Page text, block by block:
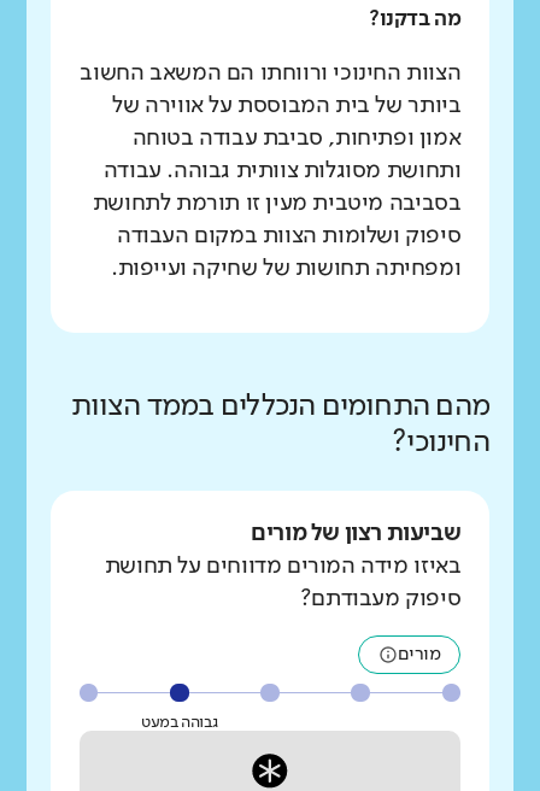
מה בדקנו?
הצוות החינוכי ורווחתו הם המשאב החשוב
ביותר של בית המבוססת על אווירה של
אמון ופתיחות, סביבת עבודה בטוחה
ותחושת מסוגלות צוותית גבוהה. עבודה
בסביבה מיטבית מעין זו תורמת לתחושת
סיפוק ושלומות הצוות במקום העבודה
ומפחיתה תחושות של שחיקה ועייפות.
מהם התחומים הנכללים בממד הצוות
החינוכי?
שביעות רצון של מורים
באיזו מידה המורים מדווחים על תחושת
סיפוק מעבודתם?
מורים
גבוהה במעט